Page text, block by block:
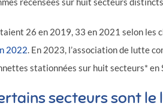
26 en 2019, 33 en 2021 selon les
2022. En 2023, l’association de lutte
stationnées sur huit secteurs* en
secteurs sont le